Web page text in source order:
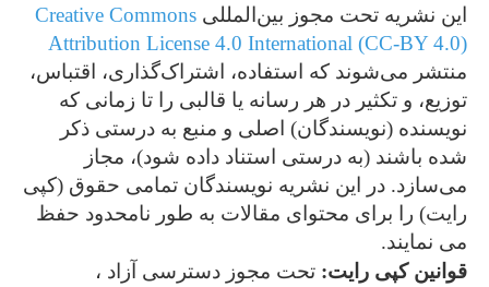
این نشریه تحت مجوز بین‌المللی ­Creative Commons
Attribution License 4.0 International (CC-BY 4.0)
منتشر می‌شوند که استفاده، اشتراک‌گذاری، اقتباس،
توزیع، و تکثیر در هر رسانه یا قالبی را تا زمانی که
نویسنده (نویسندگان) اصلی و منبع به درستی ذکر
شده باشند (به درستی استناد داده شود)، مجاز
می‌سازد. در این نشریه نویسندگان تمامی حقوق (کپی
رایت) را برای محتوای مقالات به طور نامحدود حفظ
می نمایند.
قوانین کپی رایت: تحت مجوز دسترسی آزاد ،